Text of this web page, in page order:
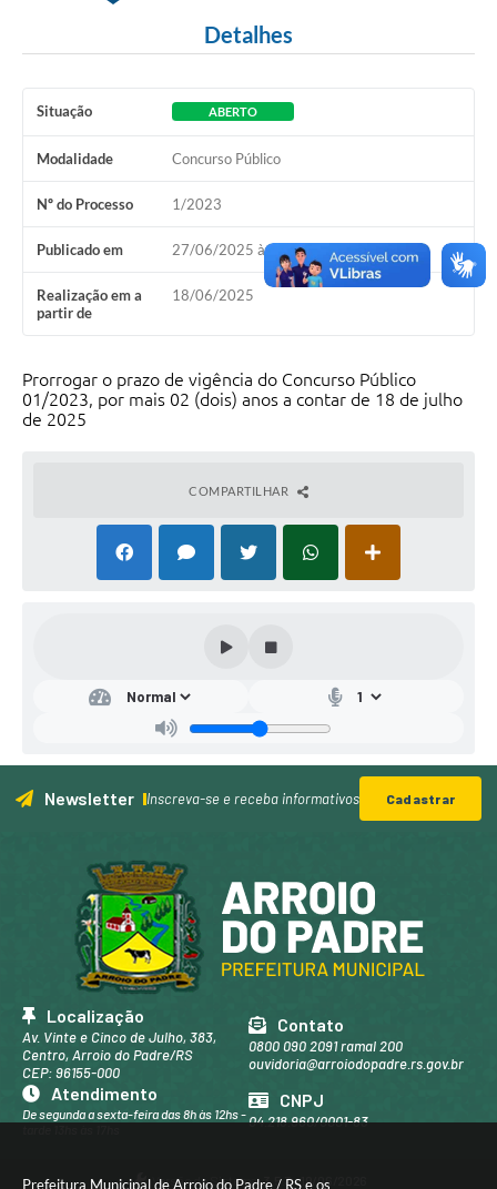
Prefeitura Municipal de Arroio do Padre / RS e os
Detalhes
Situação ABERTO
Modalidade Concurso Público
Nº do Processo 1/2023
Publicado em 27/06/2025 às 13h00
Realização em a
partir de
18/06/2025
Prorrogar o prazo de vigência do Concurso Público
01/2023, por mais 02 (dois) anos a contar de 18 de julho
de 2025
COMPARTILHAR
Newsletter Inscreva-se e receba informativos Cadastrar
Localização
Av. Vinte e Cinco de Julho, 383,
Centro, Arroio do Padre/RS
CEP: 96155-000
Contato
0800 090 2091 ramal 200
ouvidoria@arroiodopadre.rs.gov.br
Atendimento
De segunda a sexta-feira das 8h às 12hs -
CNPJ
04.218.960/0001-83
Versão do Sistema:3.5.3 - 19/06/2026